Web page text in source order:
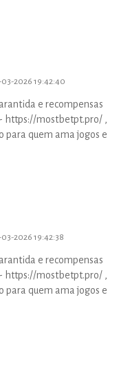
2026 19:42:40
e recompensas
https://mostbetpt.pro/ ,
para quem ama jogos e
2026 19:42:38
e recompensas
https://mostbetpt.pro/ ,
para quem ama jogos e